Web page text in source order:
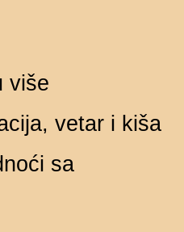
više
vetar i kiša
sa